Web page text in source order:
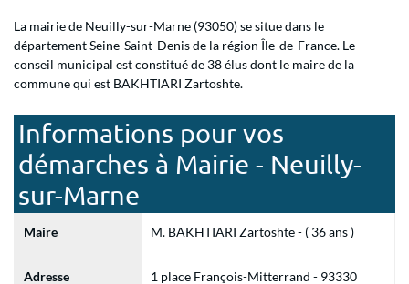
La mairie de Neuilly-sur-Marne (93050) se situe dans le
département Seine-Saint-Denis de la région Île-de-France. Le
conseil municipal est constitué de 38 élus dont le maire de la
commune qui est BAKHTIARI Zartoshte.
Informations pour vos
démarches à Mairie - Neuilly-
sur-Marne
Maire M. BAKHTIARI Zartoshte - ( 36 ans )
Adresse
1 place François-Mitterrand - 93330